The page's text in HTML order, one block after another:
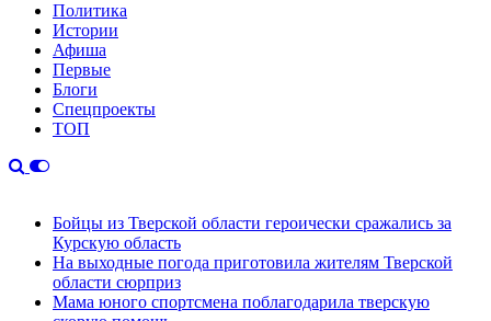
Политика
Истории
Афиша
Первые
Блоги
Спецпроекты
ТОП
Бойцы из Тверской области героически сражались за
Курскую область
На выходные погода приготовила жителям Тверской
области сюрприз
Мама юного спортсмена поблагодарила тверскую